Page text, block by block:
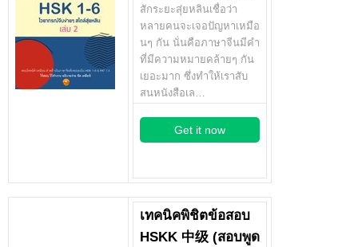
สักระยะสุ่ยหลินเชื่อว่า
หลายคนจะเจอปัญหาเหมือ
นๆ กัน นั่นคือภาษาจีนมีคำ
ที่มีความหมายคล้ายๆ กัน
เยอะมาก ซึ่งทำให้เราสับ
สนหนังสือเล…
Get it now
เทคนิคพิชิตข้อสอบ
HSKK 中级 (สอบพูด